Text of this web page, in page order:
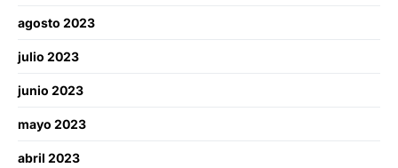
agosto 2023
julio 2023
junio 2023
mayo 2023
abril 2023